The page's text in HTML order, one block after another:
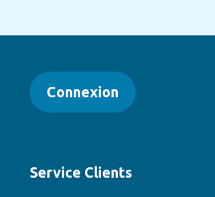
Connexion
Service Clients